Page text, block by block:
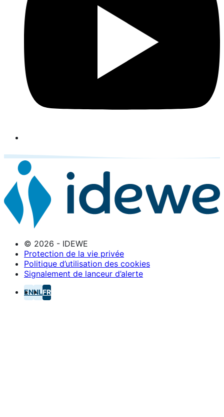
© 2026 - IDEWE
Protection de la vie privée
Politique d’utilisation des cookies
Signalement de lanceur d’alerte
ENNLFR